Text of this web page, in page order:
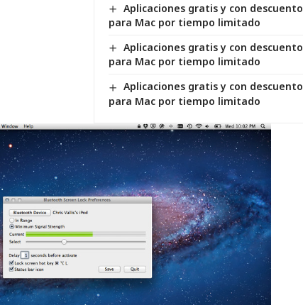
Aplicaciones gratis y con descuento
para Mac por tiempo limitado
Aplicaciones gratis y con descuento
para Mac por tiempo limitado
Aplicaciones gratis y con descuento
para Mac por tiempo limitado